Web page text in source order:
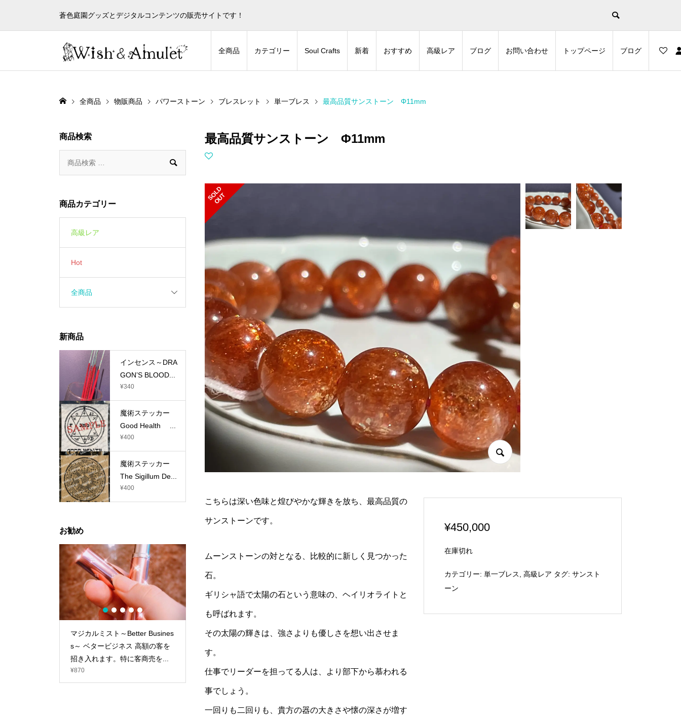
蒼色庭園グッズとデジタルコンテンツの販売サイトです！
全商品 カテゴリー Soul Crafts 新着 おすすめ 高級レア ブログ お問い合わせ トップページ ブログ
全商品 物販商品 パワーストーン ブレスレット 単一ブレス 最高品質サンストーン Φ11mm
最高品質サンストーン Φ11mm
S
O
L
D
O
U
T
こちらは深い色味と煌びやかな輝きを放ち、最高品質の
サンストーンです。
ムーンストーンの対となる、比較的に新しく見つかった
石。
ギリシャ語で太陽の石という意味の、ヘイリオライトと
も呼ばれます。
その太陽の輝きは、強さよりも優しさを想い出させま
す。
仕事でリーダーを担ってる人は、より部下から慕われる
事でしょう。
一回りも二回りも、貴方の器の大きさや懐の深さが増す
¥450,000
在庫切れ
カテゴリー:単一ブレス ,高級レア タグ:サンスト
ーン
商品検索

商品カテゴリー
高級レア
Hot
全商品
新商品
インセンス～DRA
GON’S BLOOD...
¥340
魔術ステッカー
Good Health ...
¥400
魔術ステッカー
The Sigillum De...
¥400
お勧め
マジカルミスト～Better Busines
s～ ベタービジネス 高額の客を
招き入れます。特に客商売を...
¥870
インセンス～DRAGON’S BLOO
力の開花、UP！自然、対人を...
100
リビアングラス原石 約45g ～
1 2 3 4 5
蒼色庭園グッズとデジタルコンテンツの販売サイトです！